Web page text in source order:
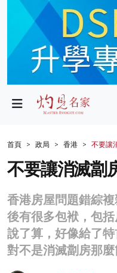
政局
財經
生活
商業
科技
首頁 政局 香港 不要讓
不要讓消滅劏
香港房屋問題錯綜
後有很多包袱，包
說了算，好像給了
對不是消滅劏房那麼